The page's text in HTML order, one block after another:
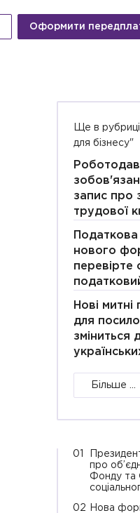
Оформити
Ще в
для бізнесу"
запис про
трудової
Податкова
нового
перевірте
Нові
для
зміниться
Більше ...
01
про
Фонду та
02
Нова